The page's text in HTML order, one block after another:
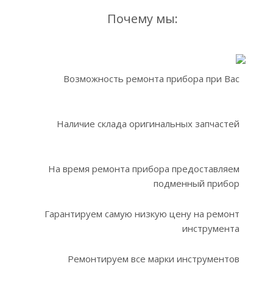
Почему мы:
Возможность ремонта прибора при Вас
Наличие склада оригинальных запчастей
На время ремонта прибора предоставляем
подменный прибор
Гарантируем самую низкую цену на ремонт
инструмента
Ремонтируем все марки инструментов